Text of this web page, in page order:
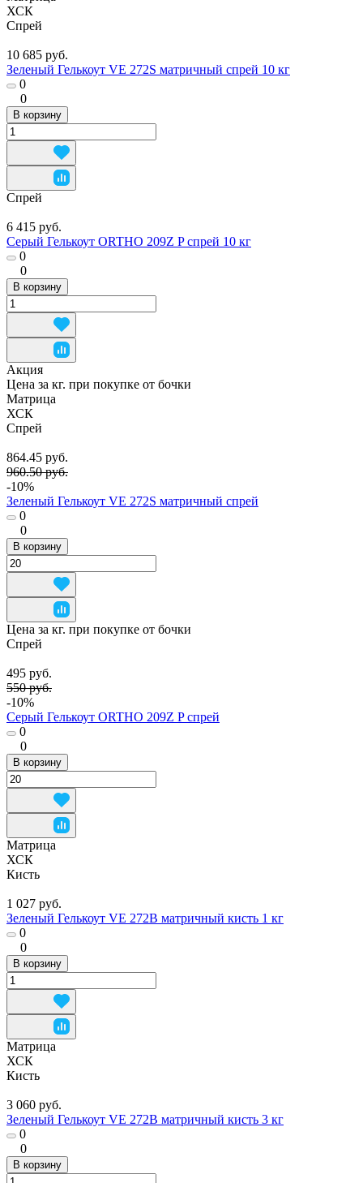
ХСК
Спрей
10 685 руб.
Зеленый Гелькоут VE 272S матричный спрей 10 кг
0
0
В корзину
Спрей
6 415 руб.
Серый Гелькоут ORTHO 209Z P спрей 10 кг
0
0
В корзину
Акция
Цена за кг. при покупке от бочки
Матрица
ХСК
Спрей
864.45 руб.
960.50 руб.
-10%
Зеленый Гелькоут VE 272S матричный спрей
0
0
В корзину
Цена за кг. при покупке от бочки
Спрей
495 руб.
550 руб.
-10%
Серый Гелькоут ORTHO 209Z P спрей
0
0
В корзину
Матрица
ХСК
Кисть
1 027 руб.
Зеленый Гелькоут VE 272B матричный кисть 1 кг
0
0
В корзину
Матрица
ХСК
Кисть
3 060 руб.
Зеленый Гелькоут VE 272B матричный кисть 3 кг
0
0
В корзину